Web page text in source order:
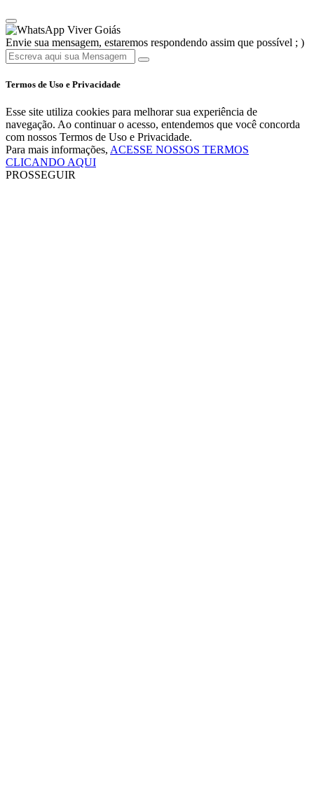
Viver Goiás
Envie sua mensagem, estaremos respondendo assim que possível ; )
Termos de Uso e Privacidade
Esse site utiliza cookies para melhorar sua experiência de
navegação. Ao continuar o acesso, entendemos que você concorda
com nossos Termos de Uso e Privacidade.
Para mais informações, ACESSE NOSSOS TERMOS
CLICANDO AQUI
PROSSEGUIR